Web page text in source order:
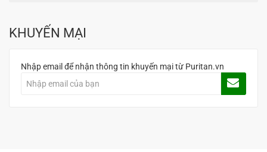
KHUYẾN MẠI
Nhập email để nhận thông tin khuyến mại từ Puritan.vn